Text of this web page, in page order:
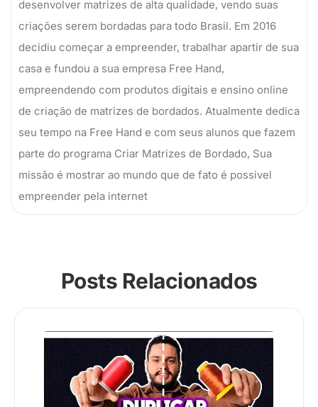
desenvolver matrizes de alta qualidade, vendo suas
criações serem bordadas para todo Brasil. Em 2016
decidiu começar a empreender, trabalhar apartir de sua
casa e fundou a sua empresa Free Hand,
empreendendo com produtos digitais e ensino online
de criação de matrizes de bordados. Atualmente dedica
seu tempo na Free Hand e com seus alunos que fazem
parte do programa Criar Matrizes de Bordado, Sua
missão é mostrar ao mundo que de fato é possivel
empreender pela internet
Posts Relacionados